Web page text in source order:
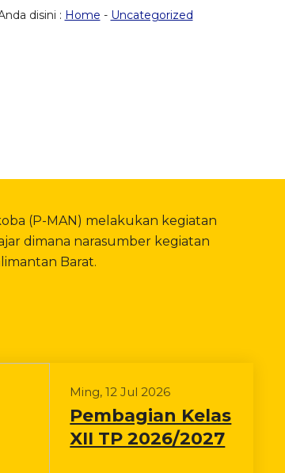
disini : Home - Uncategorized
(P-MAN) melakukan kegiatan
dimana narasumber kegiatan
Barat.
Ming, 12 Jul 2026
Pembagian Kelas
XII TP 2026/2027